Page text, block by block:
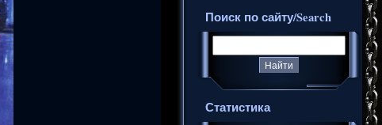
Поиск по сайту/Search
Статистика